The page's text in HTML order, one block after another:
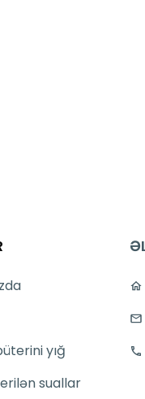
yığ
suallar